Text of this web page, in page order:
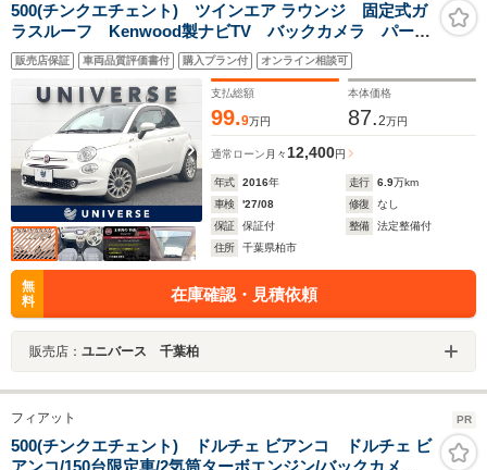
500(チンクエチェント) ツインエア ラウンジ 固定式ガ
ラスルーフ Kenwood製ナビTV バックカメラ パーキ
ングセンサー 純正15インチ14本スポークAW ヘッドラ
ンプウォッシャー クロームマフラーカッター 5速デュ
アロジック ETC 禁煙車
販売店保証 車両品質評価書付 購入プラン付 オンライン相談可
支払総額
99.9万円
本体価格
87.2万円
通常ローン 月々12,400円
年式 2016年 走行 6.9万km
車検
'27/08 修復
なし
保証
保証付 整備
法定整備付
住所
千葉県柏市
無
料
在庫確認・見積依頼
販売店： ユニバース 千葉柏
フィアット PR
500(チンクエチェント) ドルチェ ビアンコ ドルチェ ビ